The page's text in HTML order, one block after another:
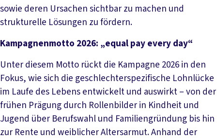
sowie deren Ursachen sichtbar zu machen und
strukturelle Lösungen zu fördern.
Kampagnenmotto 2026: „equal pay every day“
Unter diesem Motto rückt die Kampagne 2026 in den
Fokus, wie sich die geschlechterspezifische Lohnlücke
im Laufe des Lebens entwickelt und auswirkt – von der
frühen Prägung durch Rollenbilder in Kindheit und
Jugend über Berufswahl und Familiengründung bis hin
zur Rente und weiblicher Altersarmut. Anhand der